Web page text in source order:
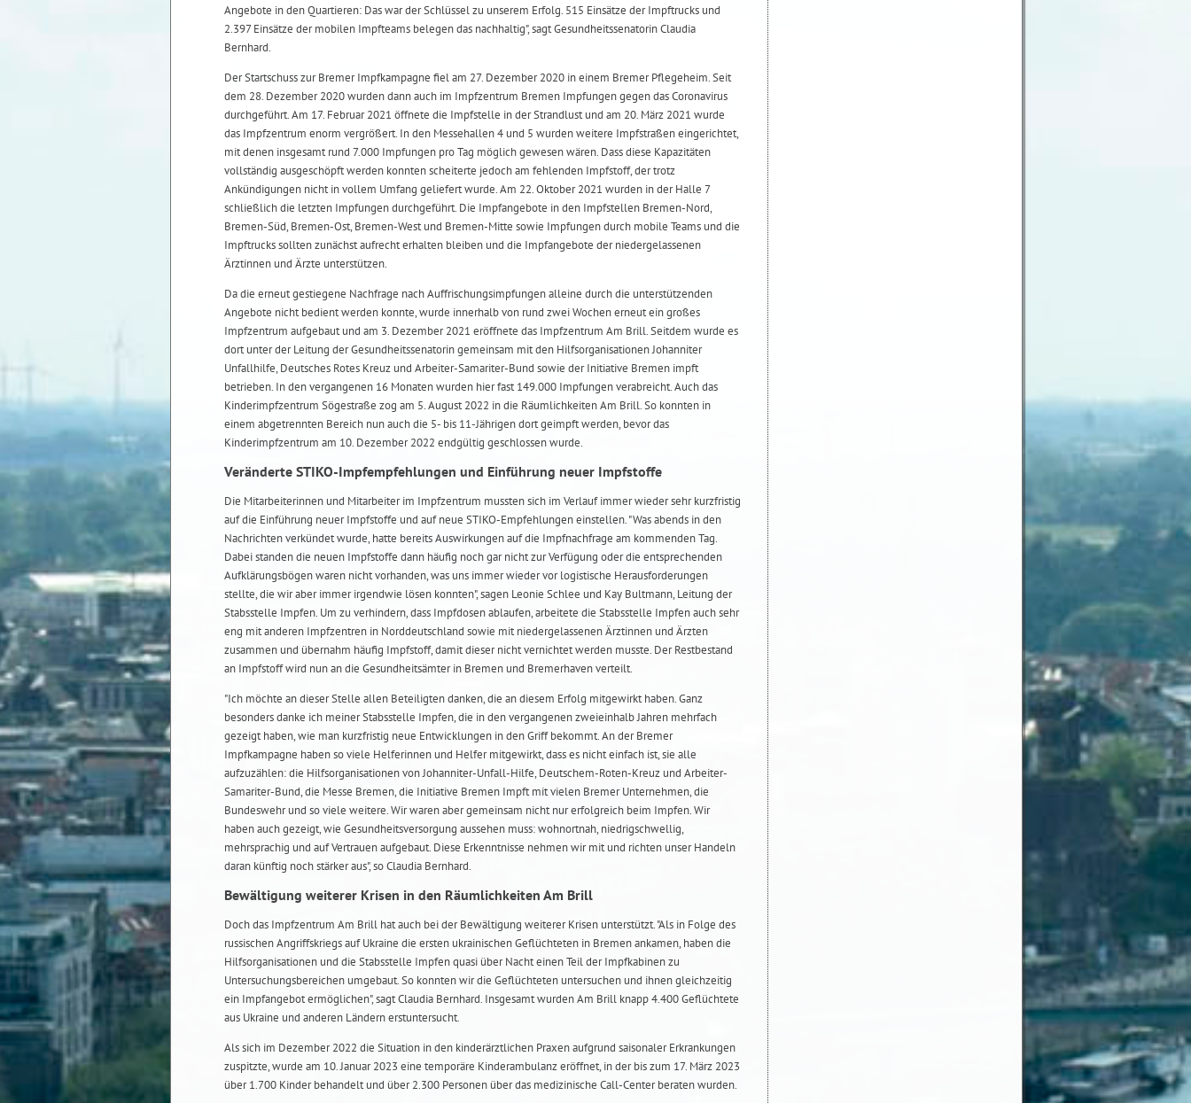
Angebote in den Quartieren: Das war der Schlüssel zu unserem Erfolg. 515 Einsätze der Impftrucks und
2.397 Einsätze der mobilen Impfteams belegen das nachhaltig", sagt Gesundheitssenatorin Claudia
Bernhard.
Der Startschuss zur Bremer Impfkampagne fiel am 27. Dezember 2020 in einem Bremer Pflegeheim. Seit
dem 28. Dezember 2020 wurden dann auch im Impfzentrum Bremen Impfungen gegen das Coronavirus
durchgeführt. Am 17. Februar 2021 öffnete die Impfstelle in der Strandlust und am 20. März 2021 wurde
das Impfzentrum enorm vergrößert. In den Messehallen 4 und 5 wurden weitere Impfstraßen eingerichtet,
mit denen insgesamt rund 7.000 Impfungen pro Tag möglich gewesen wären. Dass diese Kapazitäten
vollständig ausgeschöpft werden konnten scheiterte jedoch am fehlenden Impfstoff, der trotz
Ankündigungen nicht in vollem Umfang geliefert wurde. Am 22. Oktober 2021 wurden in der Halle 7
schließlich die letzten Impfungen durchgeführt. Die Impfangebote in den Impfstellen Bremen-Nord,
Bremen-Süd, Bremen-Ost, Bremen-West und Bremen-Mitte sowie Impfungen durch mobile Teams und die
Impftrucks sollten zunächst aufrecht erhalten bleiben und die Impfangebote der niedergelassenen
Ärztinnen und Ärzte unterstützen.
Da die erneut gestiegene Nachfrage nach Auffrischungsimpfungen alleine durch die unterstützenden
Angebote nicht bedient werden konnte, wurde innerhalb von rund zwei Wochen erneut ein großes
Impfzentrum aufgebaut und am 3. Dezember 2021 eröffnete das Impfzentrum Am Brill. Seitdem wurde es
dort unter der Leitung der Gesundheitssenatorin gemeinsam mit den Hilfsorganisationen Johanniter
Unfallhilfe, Deutsches Rotes Kreuz und Arbeiter-Samariter-Bund sowie der Initiative Bremen impft
betrieben. In den vergangenen 16 Monaten wurden hier fast 149.000 Impfungen verabreicht. Auch das
Kinderimpfzentrum Sögestraße zog am 5. August 2022 in die Räumlichkeiten Am Brill. So konnten in
einem abgetrennten Bereich nun auch die 5- bis 11-Jährigen dort geimpft werden, bevor das
Kinderimpfzentrum am 10. Dezember 2022 endgültig geschlossen wurde.
Veränderte STIKO-Impfempfehlungen und Einführung neuer Impfstoffe
Die Mitarbeiterinnen und Mitarbeiter im Impfzentrum mussten sich im Verlauf immer wieder sehr kurzfristig
auf die Einführung neuer Impfstoffe und auf neue STIKO-Empfehlungen einstellen. "Was abends in den
Nachrichten verkündet wurde, hatte bereits Auswirkungen auf die Impfnachfrage am kommenden Tag.
Dabei standen die neuen Impfstoffe dann häufig noch gar nicht zur Verfügung oder die entsprechenden
Aufklärungsbögen waren nicht vorhanden, was uns immer wieder vor logistische Herausforderungen
stellte, die wir aber immer irgendwie lösen konnten", sagen Leonie Schlee und Kay Bultmann, Leitung der
Stabsstelle Impfen. Um zu verhindern, dass Impfdosen ablaufen, arbeitete die Stabsstelle Impfen auch sehr
eng mit anderen Impfzentren in Norddeutschland sowie mit niedergelassenen Ärztinnen und Ärzten
zusammen und übernahm häufig Impfstoff, damit dieser nicht vernichtet werden musste. Der Restbestand
an Impfstoff wird nun an die Gesundheitsämter in Bremen und Bremerhaven verteilt.
"Ich möchte an dieser Stelle allen Beteiligten danken, die an diesem Erfolg mitgewirkt haben. Ganz
besonders danke ich meiner Stabsstelle Impfen, die in den vergangenen zweieinhalb Jahren mehrfach
gezeigt haben, wie man kurzfristig neue Entwicklungen in den Griff bekommt. An der Bremer
Impfkampagne haben so viele Helferinnen und Helfer mitgewirkt, dass es nicht einfach ist, sie alle
aufzuzählen: die Hilfsorganisationen von Johanniter-Unfall-Hilfe, Deutschem-Roten-Kreuz und Arbeiter-
Samariter-Bund, die Messe Bremen, die Initiative Bremen Impft mit vielen Bremer Unternehmen, die
Bundeswehr und so viele weitere. Wir waren aber gemeinsam nicht nur erfolgreich beim Impfen. Wir
haben auch gezeigt, wie Gesundheitsversorgung aussehen muss: wohnortnah, niedrigschwellig,
mehrsprachig und auf Vertrauen aufgebaut. Diese Erkenntnisse nehmen wir mit und richten unser Handeln
daran künftig noch stärker aus", so Claudia Bernhard.
Bewältigung weiterer Krisen in den Räumlichkeiten Am Brill
Doch das Impfzentrum Am Brill hat auch bei der Bewältigung weiterer Krisen unterstützt. "Als in Folge des
russischen Angriffskriegs auf Ukraine die ersten ukrainischen Geflüchteten in Bremen ankamen, haben die
Hilfsorganisationen und die Stabsstelle Impfen quasi über Nacht einen Teil der Impfkabinen zu
Untersuchungsbereichen umgebaut. So konnten wir die Geflüchteten untersuchen und ihnen gleichzeitig
ein Impfangebot ermöglichen", sagt Claudia Bernhard. Insgesamt wurden Am Brill knapp 4.400 Geflüchtete
aus Ukraine und anderen Ländern erstuntersucht.
Als sich im Dezember 2022 die Situation in den kinderärztlichen Praxen aufgrund saisonaler Erkrankungen
zuspitzte, wurde am 10. Januar 2023 eine temporäre Kinderambulanz eröffnet, in der bis zum 17. März 2023
über 1.700 Kinder behandelt und über 2.300 Personen über das medizinische Call-Center beraten wurden.